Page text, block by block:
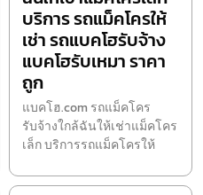
บริการ รถแม็คโครให้
เช่า รถแบคโฮรับจ้าง
แบคโฮรับเหมา ราคา
ถูก
แบคโฮ.com รถแม็คโคร
รับจ้างใกล้ฉันให้เช่าแม็คโคร
เล็ก บริการรถแม็คโครให้